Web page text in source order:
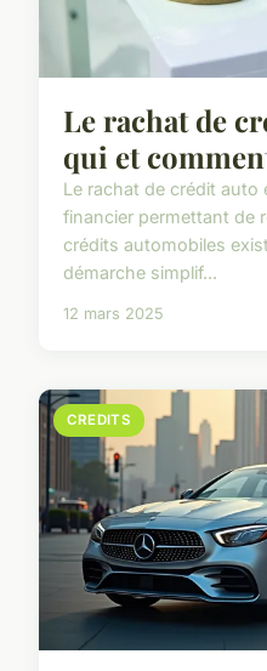
Le rachat de
qui et
Le rachat de crédit auto
financier permettant de
crédits automobiles
démarche simplif...
12 mars 2025
CREDITS